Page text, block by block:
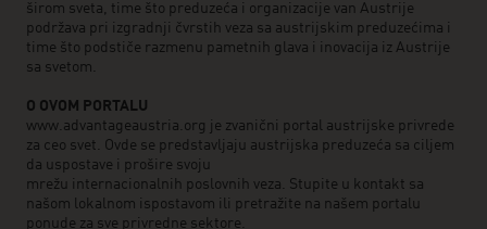
širom sveta, time što preduzeća i organizacije van Austrije
podržava pri izgradnji čvrstih veza sa austrijskim preduzećima i
time što podstiče razmenu pametnih glava i inovacija iz Austrije
sa svetom.
O OVOM PORTALU
www.advantageaustria.org je zvanični portal austrijske privrede
za ceo svet. Ovde se predstavljaju austrijska preduzeća sa ciljem
da uspostave i prošire svoju
mrežu internacionalnih poslovnih veza. Stupite u kontakt sa
našom lokalnom ispostavom ili pretražite na našem portalu
ponude za sve privredne sektore.